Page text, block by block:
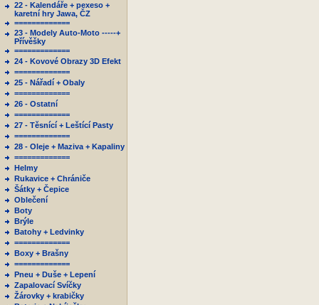
22 - Kalendáře + pexeso +
karetní hry Jawa, ČZ
=============
23 - Modely Auto-Moto -----+
Přívěšky
=============
24 - Kovové Obrazy 3D Efekt
=============
25 - Nářadí + Obaly
=============
26 - Ostatní
=============
27 - Těsnící + Leštící Pasty
=============
28 - Oleje + Maziva + Kapaliny
=============
Helmy
Rukavice + Chrániče
Šátky + Čepice
Oblečení
Boty
Brýle
Batohy + Ledvinky
=============
Boxy + Brašny
=============
Pneu + Duše + Lepení
Zapalovací Svíčky
Žárovky + krabičky